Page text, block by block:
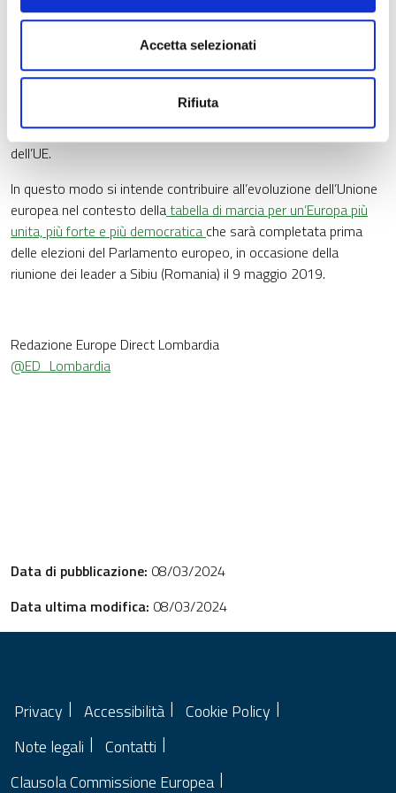
Accetta selezionati
Rifiuta
del Comitato delle regioni e da parlamentari nazionali e
formulerà raccomandazioni entro il 15 luglio 2018 sul modo
migliore per applicare i principi di sussidiarietà e proporzionalità,
individuando i settori per i quali la competenza potrebbe essere
membri, nonché modalità per coinvolgere maggiormente gli enti
locali e regionali nella definizione e nell’attuazione delle politiche
dell’UE.
In questo modo si intende contribuire all’evoluzione dell’Unione
europea nel contesto dellatabella di marcia per un’Europa più
unita, più forte e più democratica che sarà completata prima
delle elezioni del Parlamento europeo, in occasione della
riunione dei leader a Sibiu (Romania) il 9 maggio 2019.
Redazione Europe Direct Lombardia
@ED_Lombardia
Data di pubblicazione: 08/03/2024
Data ultima modifica: 08/03/2024
Privacy Accessibilità
Cookie Policy
Note legali
Contatti
Clausola Commissione Europea